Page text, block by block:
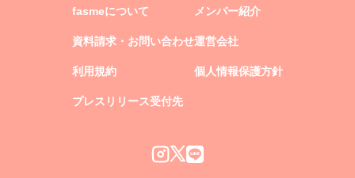
fasmeについて
資料請求・お問い合わせ
利用規約
プレスリリース受付先
メンバー紹介
運営会社
個人情報保護方針